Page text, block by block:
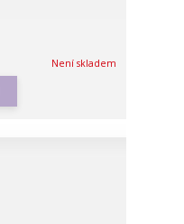
Není skladem